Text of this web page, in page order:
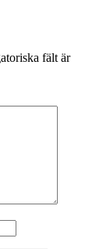
fält är